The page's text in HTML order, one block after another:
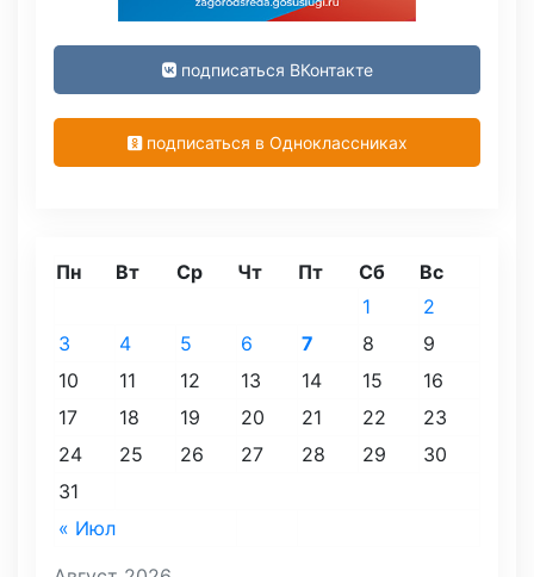
подписаться ВКонтакте
подписаться в Одноклассниках
Пн Вт Ср Чт Пт Сб Вс
« Июл
1
2
3
4 5 6 7 8
9
10
11 12 13 14 15
16
17
18 19 20 21 22
23
24
25 26 27 28 29
30
31